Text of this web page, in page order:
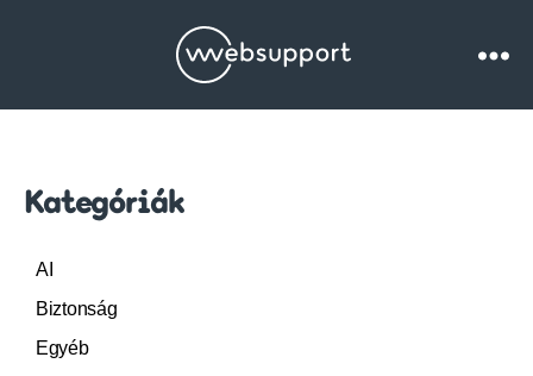
Websupport.hu
Kategóriák
AI
Biztonság
Egyéb